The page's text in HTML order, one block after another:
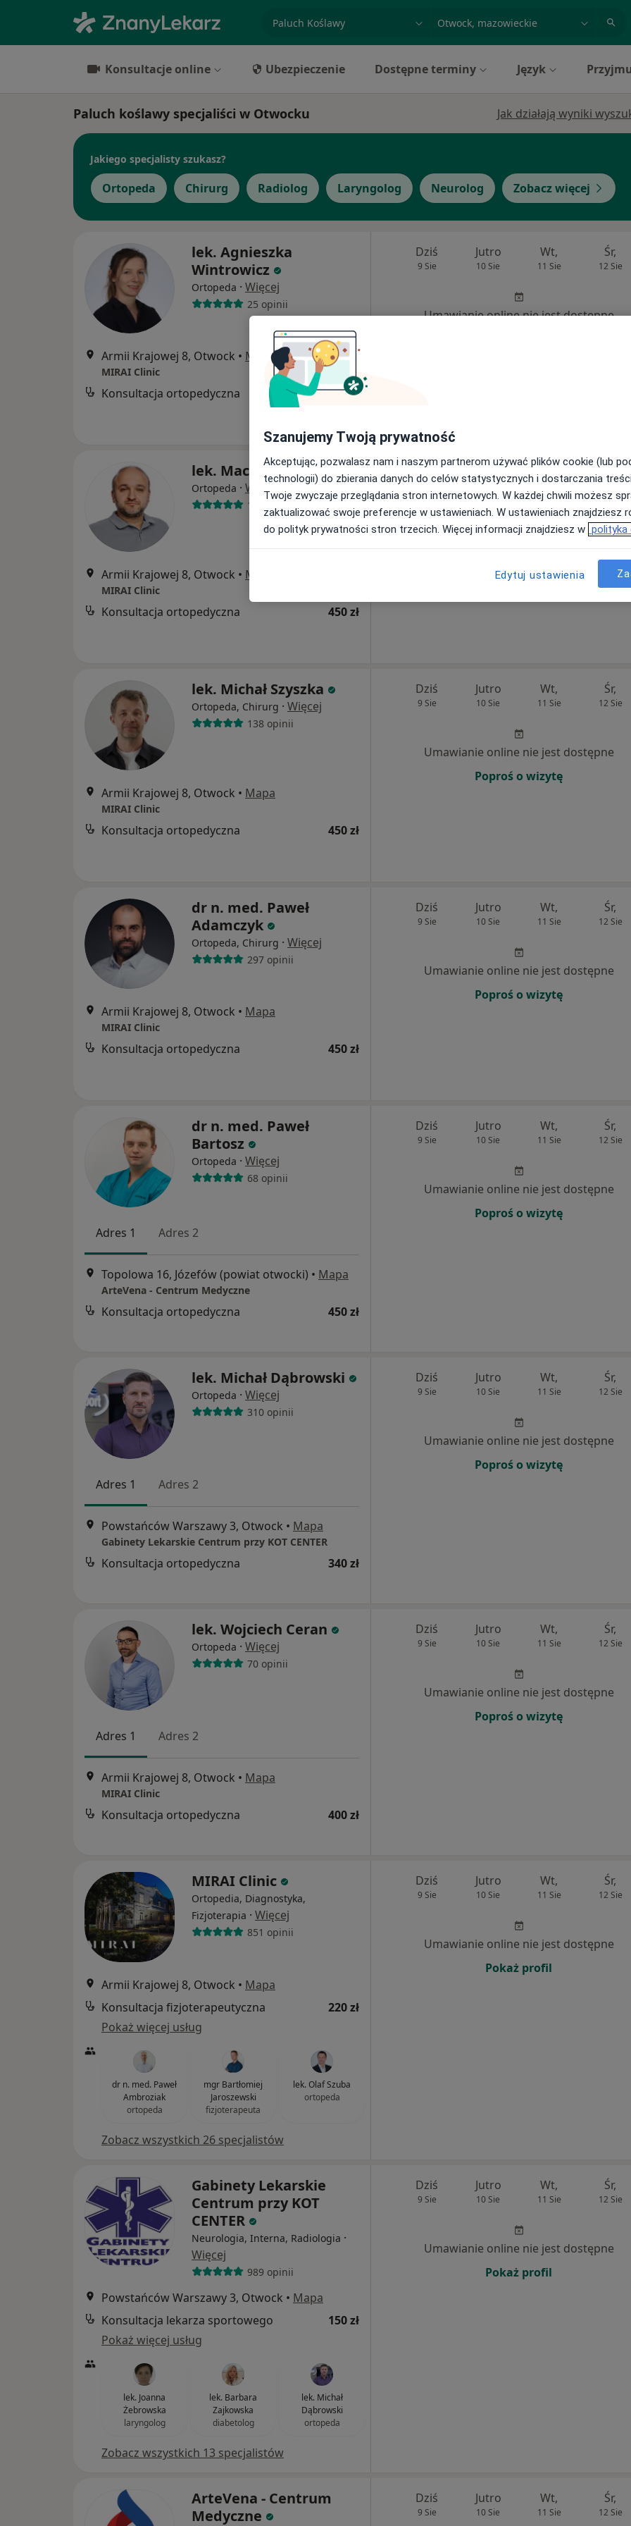
specjalizacja, badanie lub nazwisko
Konsultacje online Ubezpieczenie Dostępne terminy Język
Paluch koślawy specjaliści w Otwocku Jak działają wyniki
Jakiego specjalisty szukasz?
Ortopeda Chirurg Radiolog Laryngolog Neurolog Zobacz więcej
lek. Agnieszka
Wintrowicz
Ortopeda · Więcej
25 opinii
Armii Krajowej 8, Otwock • Mapa
MIRAI Clinic
Konsultacja ortopedyczna 300 zł
Dziś
9 Sie
Jutro
10 Sie
Wt,
11 Sie
Śr,
12 Sie
Umawianie online nie jest dostępne
lek. Maciej Miszczak
Ortopeda · Więcej
143 opinie
Armii Krajowej 8, Otwock • Mapa
MIRAI Clinic
Konsultacja ortopedyczna 450 zł
Dziś
9 Sie
Jutro
10 Sie
Wt,
11 Sie
Śr,
12 Sie
Umawianie online nie jest dostępne
lek. Michał Szyszka
Ortopeda, Chirurg · Więcej
138 opinii
Armii Krajowej 8, Otwock • Mapa
MIRAI Clinic
Konsultacja ortopedyczna 450 zł
Dziś
9 Sie
Jutro
10 Sie
Wt,
11 Sie
Śr,
12 Sie
Umawianie online nie jest dostępne
Poproś o wizytę
dr n. med. Paweł
Adamczyk
Ortopeda, Chirurg · Więcej
297 opinii
Armii Krajowej 8, Otwock • Mapa
MIRAI Clinic
Konsultacja ortopedyczna 450 zł
Dziś
9 Sie
Jutro
10 Sie
Wt,
11 Sie
Śr,
12 Sie
Umawianie online nie jest dostępne
Poproś o wizytę
dr n. med. Paweł
Bartosz
Ortopeda · Więcej
68 opinii
Adres 1 Adres 2
Topolowa 16, Józefów (powiat otwocki) • Mapa
ArteVena - Centrum Medyczne
Konsultacja ortopedyczna 450 zł
Dziś
9 Sie
Jutro
10 Sie
Wt,
11 Sie
Śr,
12 Sie
Umawianie online nie jest dostępne
Poproś o wizytę
lek. Michał Dąbrowski
Ortopeda · Więcej
310 opinii
Adres 1 Adres 2
Powstańców Warszawy 3, Otwock • Mapa
Gabinety Lekarskie Centrum przy KOT CENTER
Konsultacja ortopedyczna 340 zł
Dziś
9 Sie
Jutro
10 Sie
Wt,
11 Sie
Śr,
12 Sie
Umawianie online nie jest dostępne
Poproś o wizytę
lek. Wojciech Ceran
Ortopeda · Więcej
70 opinii
Adres 1 Adres 2
Armii Krajowej 8, Otwock • Mapa
MIRAI Clinic
Konsultacja ortopedyczna 400 zł
Dziś
9 Sie
Jutro
10 Sie
Wt,
11 Sie
Śr,
12 Sie
Umawianie online nie jest dostępne
Poproś o wizytę
MIRAI Clinic
Ortopedia, Diagnostyka,
Fizjoterapia · Więcej
851 opinii
Armii Krajowej 8, Otwock • Mapa
Konsultacja fizjoterapeutyczna
220 zł
Pokaż więcej usług
dr n. med. Paweł
Ambroziak
ortopeda
mgr Bartłomiej
Jaroszewski
fizjoterapeuta
lek. Olaf Szuba
ortopeda
Zobacz wszystkich 26 specjalistów
Dziś
9 Sie
Jutro
10 Sie
Wt,
11 Sie
Śr,
12 Sie
Umawianie online nie jest dostępne
Pokaż profil
Gabinety Lekarskie
Centrum przy KOT
CENTER
Neurologia, Interna, Radiologia ·
Więcej
989 opinii
Powstańców Warszawy 3, Otwock • Mapa
Konsultacja lekarza sportowego
150 zł
Pokaż więcej usług
lek. Joanna
Żebrowska
laryngolog
lek. Barbara
Zajkowska
diabetolog
lek. Michał
Dąbrowski
ortopeda
Zobacz wszystkich 13 specjalistów
Dziś
9 Sie
Jutro
10 Sie
Wt,
11 Sie
Śr,
12 Sie
Umawianie online nie jest dostępne
Pokaż profil
ArteVena - Centrum
Medyczne
Dziś
9 Sie
Jutro
10 Sie
Wt,
11 Sie
Śr,
12 Sie
Szanujemy Twoją prywatność
Akceptując, pozwalasz nam i naszym partnerom używać plików cookie (lub
technologii) do zbierania danych do celów statystycznych i dostarczania
Twoje zwyczaje przeglądania stron internetowych. W każdej chwili możesz
zaktualizować swoje preferencje w ustawieniach. W ustawieniach znajdziesz
do polityk prywatności stron trzecich. Więcej informacji znajdziesz w polityka
Edytuj ustawienia